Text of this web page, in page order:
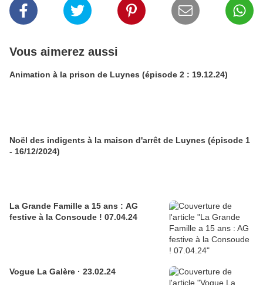
Vous aimerez aussi
Animation à la prison de Luynes (épisode 2 : 19.12.24)
Noël des indigents à la maison d'arrêt de Luynes (épisode 1
- 16/12/2024)
La Grande Famille a 15 ans : AG
festive à la Consoude ! 07.04.24
Vogue La Galère · 23.02.24